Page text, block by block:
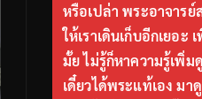
หรือเปล่า พระอาจาร
ให้เราเดินเก็บอีกเยอะ
มั้ย ไม่รู้ก็หาความรู้เพิ่ม
เดี๋ยวได้พระแท้เอง มา